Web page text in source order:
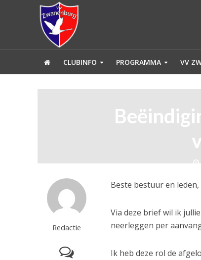
CLUBINFO PROGRAMMA VV
Redactie
Beste bestuur en leden,
Via deze brief wil ik
neerleggen per
Ik heb deze rol de